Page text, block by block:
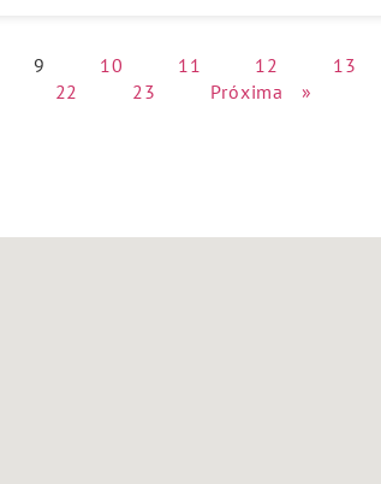
9 10 11 12 13
22 23 Próxima »